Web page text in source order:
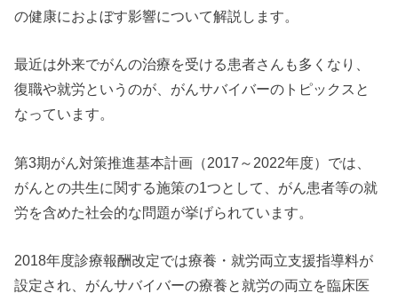
の健康におよぼす影響について解説します。
最近は外来でがんの治療を受ける患者さんも多くなり、
復職や就労というのが、がんサバイバーのトピックスと
なっています。
第3期がん対策推進基本計画（2017～2022年度）では、
がんとの共生に関する施策の1つとして、がん患者等の就
労を含めた社会的な問題が挙げられています。
2018年度診療報酬改定では療養・就労両立支援指導料が
設定され、がんサバイバーの療養と就労の両立を臨床医